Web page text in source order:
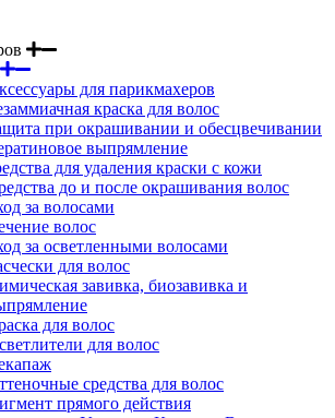
для парикмахеров
краска для волос
при окрашивании и обесцвечивании
выпрямление
для удаления краски с кожи
до и после окрашивания волос
за волосами
волос
за осветленными волосами
для волос
завивка, биозавивка и
для волос
для волос
средства для волос
прямого действия